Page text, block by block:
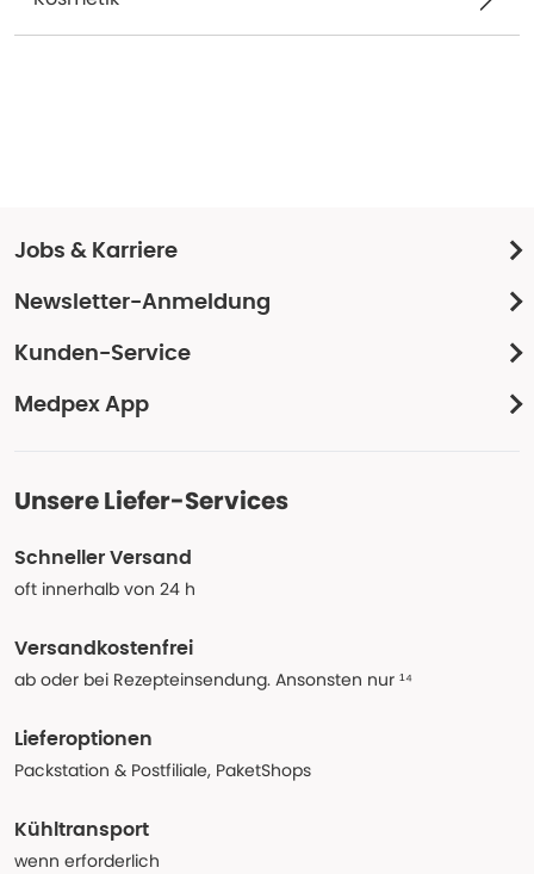
Jobs & Karriere
Newsletter-Anmeldung
Kunden-Service
Medpex App
Unsere Liefer-Services
Schneller Versand
oft innerhalb von 24 h
Versandkostenfrei
ab oder bei Rezepteinsendung. Ansonsten nur ¹⁴
Lieferoptionen
Packstation & Postfiliale, PaketShops
Kühltransport
wenn erforderlich